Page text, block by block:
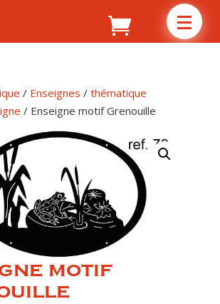
/ Enseignes / thématique
/ Enseigne motif Grenouille
motif